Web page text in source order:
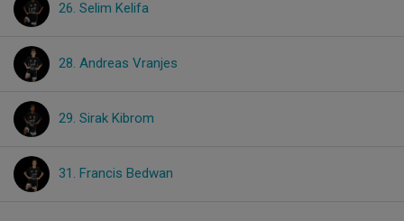
26. Selim Kelifa
28. Andreas Vranjes
29. Sirak Kibrom
31. Francis Bedwan